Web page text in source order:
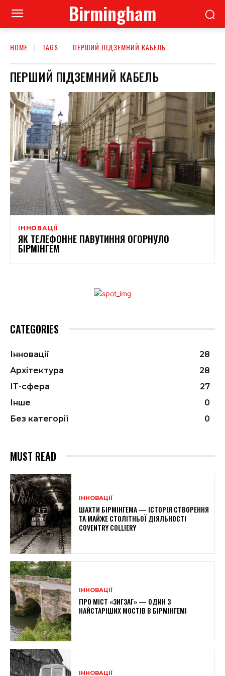
Birmingham
HOME TAGS ПЕРШИЙ ПІДЗЕМНИЙ КАБЕЛЬ
ПЕРШИЙ ПІДЗЕМНИЙ КАБЕЛЬ
ІННОВАЦІЇ
ЯК ТЕЛЕФОННЕ ПАВУТИННЯ ОГОРНУЛО
БІРМІНГЕМ
CATEGORIES
Інновації
28
Архітектура
28
ІТ-сфера
27
Інше
0
Без категорії
0
MUST READ
ІННОВАЦІЇ
ШАХТИ БІРМІНГЕМА — ІСТОРІЯ СТВОРЕННЯ
ТА МАЙЖЕ СТОЛІТНЬОЇ ДІЯЛЬНОСТІ
COVENTRY COLLIERY
ІННОВАЦІЇ
ПРО МІСТ «ЗИГЗАГ» — ОДИН З
НАЙСТАРІШИХ МОСТІВ В БІРМІНГЕМІ
ІННОВАЦІЇ